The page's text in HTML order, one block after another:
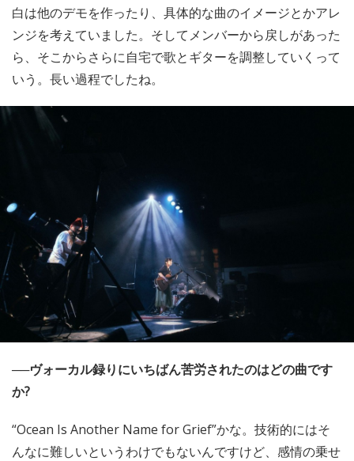
白は他のデモを作ったり、具体的な曲のイメージとかアレ
ンジを考えていました。そしてメンバーから戻しがあった
ら、そこからさらに自宅で歌とギターを調整していくって
いう。長い過程でしたね。
──ヴォーカル録りにいちばん苦労されたのはどの曲です
か?
“Ocean Is Another Name for Grief”かな。技術的にはそ
んなに難しいというわけでもないんですけど、感情の乗せ